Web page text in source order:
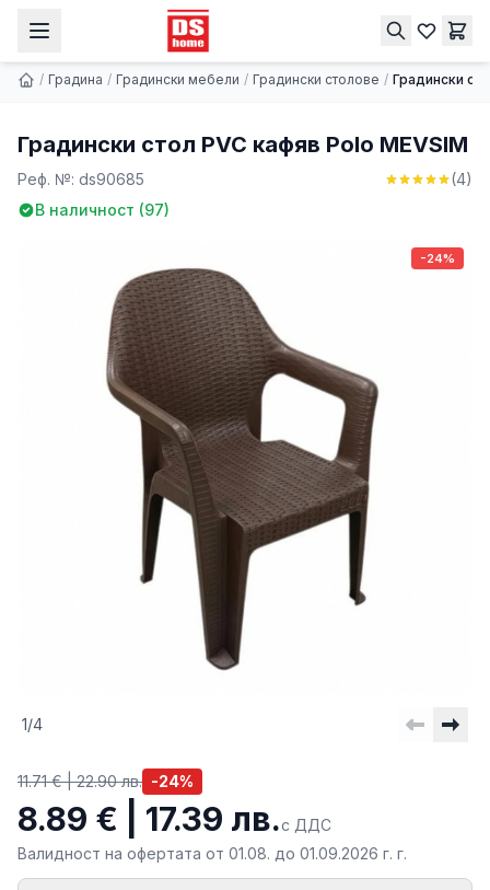
/ Градина / Градински мебели / Градински столове / Градински
Градински стол PVC кафяв Polo MEVSIM
Реф. №: ds90685 (4)
В наличност (97)
-24%
1/4
11.71 € | 22.90 лв. -24%
8.89 € | 17.39 лв.с ДДС
Валидност на офертата от 01.08. до 01.09.2026 г. г.
Градински стол PVC кафяв Polo MEVSIM
8.89 € | 17.39 лв. Купи